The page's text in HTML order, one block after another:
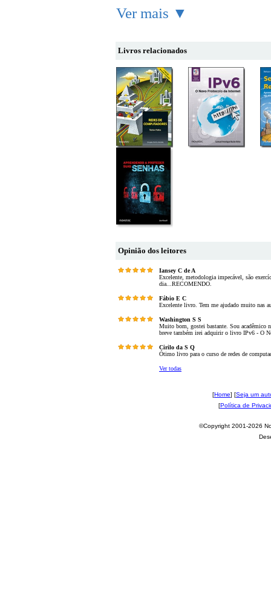
Ver mais ▼
Livros relacionados
Opinião dos leitores
Iansey C de A
Excelente, metodologia impecável, são
dia...RECOMENDO.
Fábio E C
Excelente livro. Tem me ajudado muito nas
Washington S S
Muito bom, gostei bastante. Sou acadêmico
breve também irei adquirir o livro IPv6 - O
Cirilo da S Q
Ótimo livro para o curso de redes de
Ver todas
[Home] [Seja um
[Política de
©Copyright 2001-2026